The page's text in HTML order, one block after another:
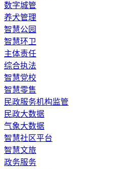
数字城管
养犬管理
智慧公园
智慧环卫
主体责任
综合执法
智慧党校
智慧零售
民政服务机构监管
民政大数据
气象大数据
智慧社区平台
智慧文旅
政务服务